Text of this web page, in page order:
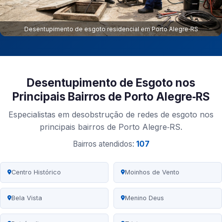
Desentupimento de esgoto residencial em Porto Alegre‑RS
Desentupimento de Esgoto nos
Principais Bairros de Porto Alegre‑RS
Especialistas em desobstrução de redes de esgoto nos
principais bairros de Porto Alegre‑RS.
Bairros atendidos: 107
Centro Histórico Moinhos de Vento
Bela Vista Menino Deus